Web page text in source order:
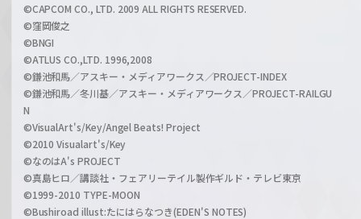
©CAPCOM CO., LTD. 2009 ALL RIGHTS RESERVED.
©窪岡俊之
©BNGI
©ATLUS CO.,LTD. 1996,2008
©鎌池和馬／アスキー・メディアワークス／PROJECT-INDEX
©鎌池和馬／冬川基／アスキー・メディアワークス／PROJECT-RAILGU
N
©VisualArt's/Key/Angel Beats! Project
©2010 Visualart's/Key
©なのはA's PROJECT
©真島ヒロ／講談社・フェアリーテイル製作ギルド・テレビ東京
©1999-2010 TYPE-MOON
©Bushiroad illust:たにはらなつき(EDEN'S NOTES)